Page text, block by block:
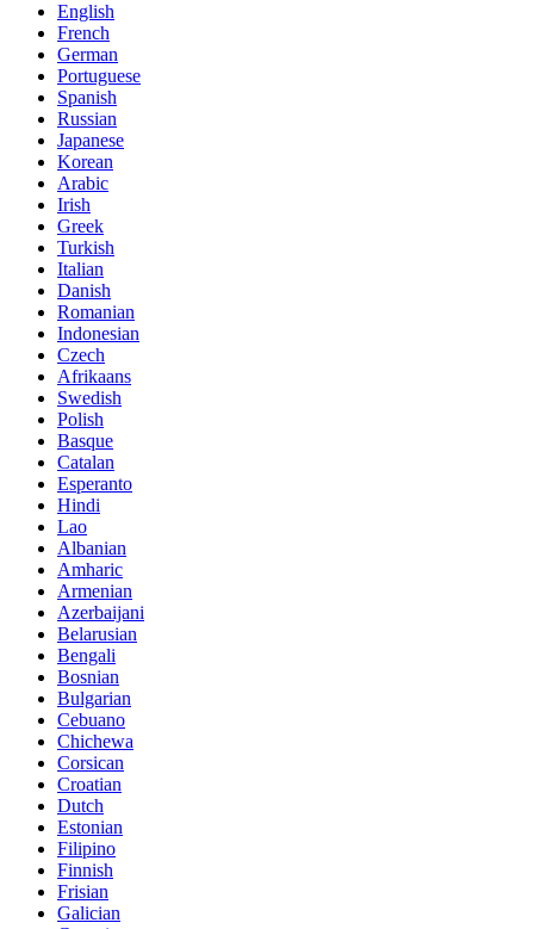
English
French
German
Portuguese
Spanish
Russian
Japanese
Korean
Arabic
Irish
Greek
Turkish
Italian
Danish
Romanian
Indonesian
Czech
Afrikaans
Swedish
Polish
Basque
Catalan
Esperanto
Hindi
Lao
Albanian
Amharic
Armenian
Azerbaijani
Belarusian
Bengali
Bosnian
Bulgarian
Cebuano
Chichewa
Corsican
Croatian
Dutch
Estonian
Filipino
Finnish
Frisian
Galician